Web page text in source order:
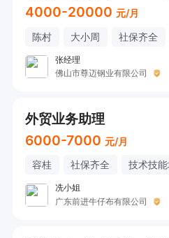
4000-20000 元/月
陈村 大小周 社保齐全
张经理
佛山市尊迈钢业有限公司
外贸业务助理
6000-7000 元/月
容桂 社保齐全 技术技能
冼小姐
广东前进牛仔布有限公司